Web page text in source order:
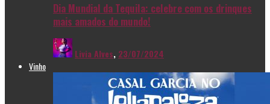
Dia Mundial da Tequila: celebre com os drinques
mais amados do mundo!
Livia Alves, 23/07/2024
Vinho